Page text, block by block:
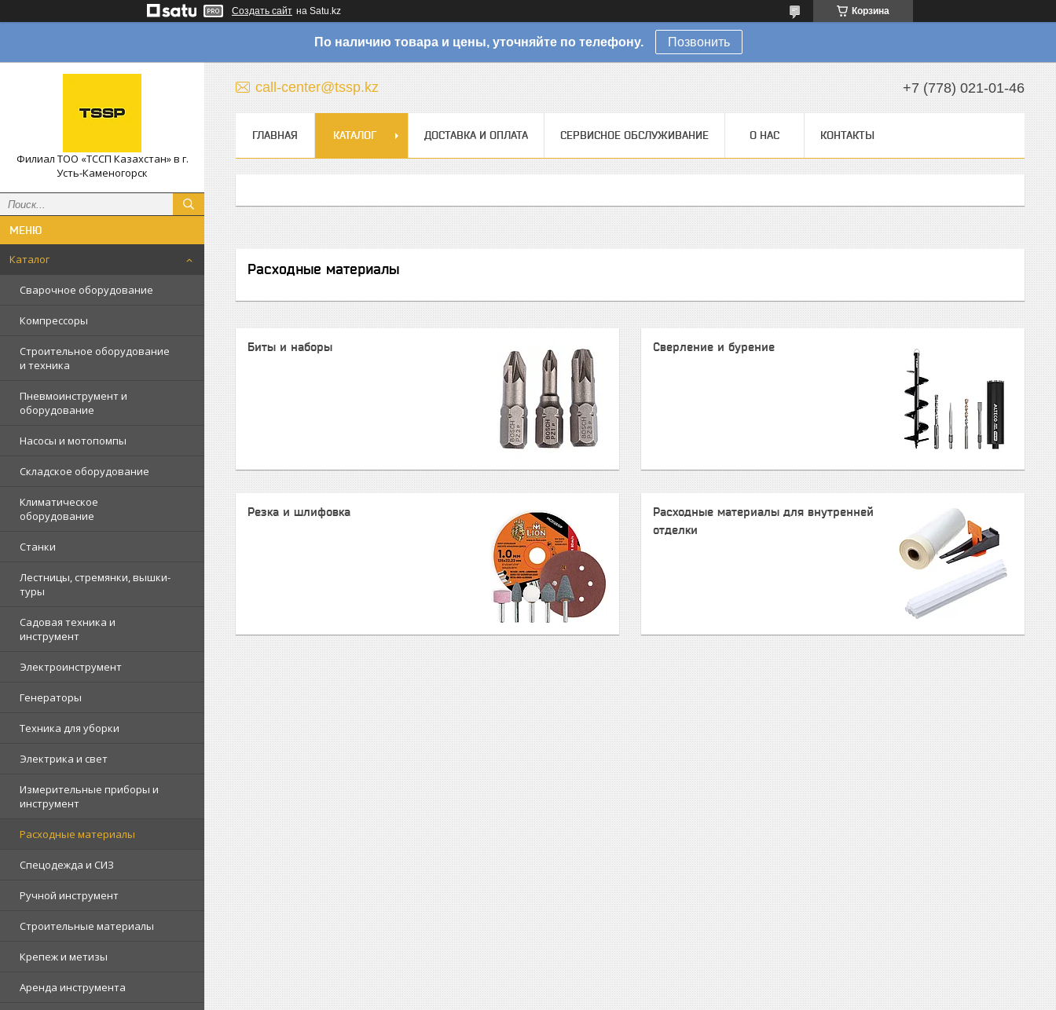
Создать сайт на Satu.kz Корзина
По наличию товара и цены, уточняйте по телефону. Позвонить
Филиал ТОО «ТССП Казахстан» в г.
Усть-Каменогорск
Каталог
Сварочное оборудование
Компрессоры
Строительное оборудование
и техника
Пневмоинструмент и
оборудование
Насосы и мотопомпы
Складское оборудование
Климатическое
оборудование
Станки
Лестницы, стремянки, вышки-
туры
Садовая техника и
инструмент
Электроинструмент
Генераторы
Техника для уборки
Электрика и свет
Измерительные приборы и
инструмент
Расходные материалы
Спецодежда и СИЗ
Ручной инструмент
Строительные материалы
Крепеж и метизы
Аренда инструмента
call-center@tssp.kz +7 (778) 021-01-46
ГЛАВНАЯ КАТАЛОГ ДОСТАВКА И ОПЛАТА СЕРВИСНОЕ ОБСЛУЖИВАНИЕ О НАС КОНТАКТЫ
Расходные материалы
Биты и наборы Сверление и бурение
Резка и шлифовка
Расходные материалы для внутренней
отделки